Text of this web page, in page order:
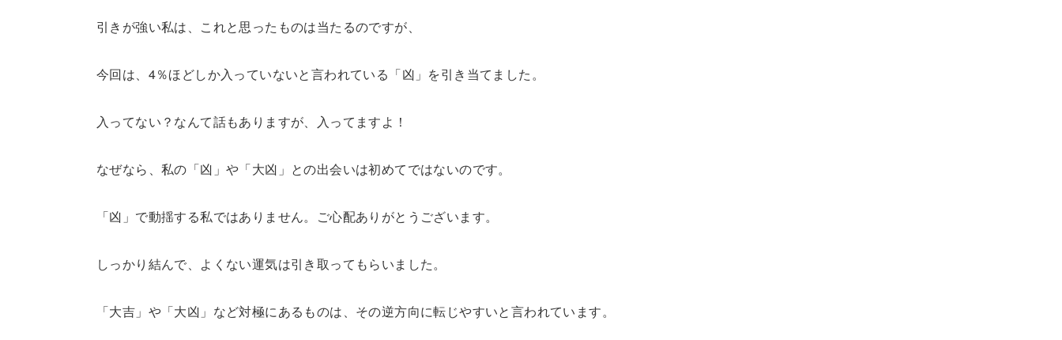
引きが強い私は、これと思ったものは当たるのですが、
今回は、4％ほどしか入っていないと言われている「凶」を引き当てました。
入ってない？なんて話もありますが、入ってますよ！
なぜなら、私の「凶」や「大凶」との出会いは初めてではないのです。
「凶」で動揺する私ではありません。ご心配ありがとうございます。
しっかり結んで、よくない運気は引き取ってもらいました。
「大吉」や「大凶」など対極にあるものは、その逆方向に転じやすいと言われています。